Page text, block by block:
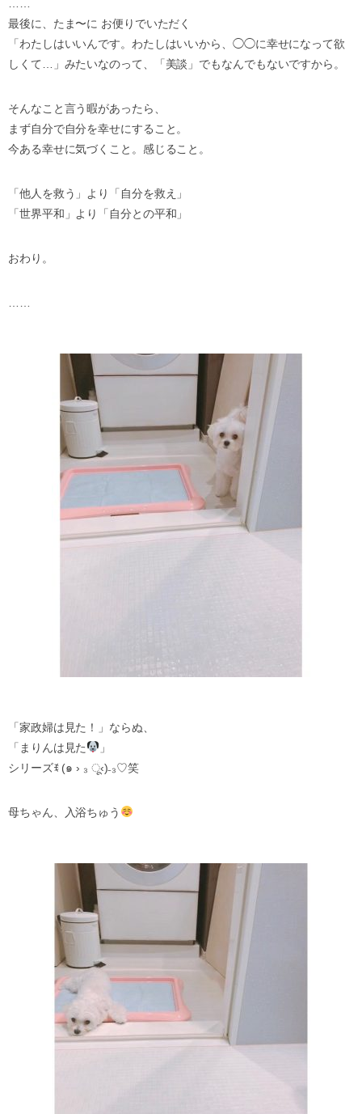
最後に、たま〜に お便りでいただく
「わたしはいいんです。わたしはいいから、◯◯に幸せになって欲
しくて…」みたいなのって、「美談」でもなんでもないですから。
そんなこと言う暇があったら、
まず自分で自分を幸せにすること。
今ある幸せに気づくこと。感じること。
「他人を救う」より「自分を救え」
「世界平和」より「自分との平和」
おわり。
「家政婦は見た！」ならぬ、
「まりんは見た
」
シリーズꉂ (๑ › ₃ ू‹)₋₃♡笑
母ちゃん、入浴ちゅう